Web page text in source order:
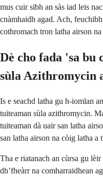
mus cuir sibh an sàs iad leis
cnàmhaidh agad. Ach,
cothromach tron latha airson
Dè cho fada 'sa
sùla Azithromycin
Is e seachd latha gu h-iomlan
tuiteaman sùla azithromycin.
tuiteaman dà uair san latha
san latha airson na còig latha a
Tha e riatanach an cùrsa gu
dh’fheàrr na comharraidhean